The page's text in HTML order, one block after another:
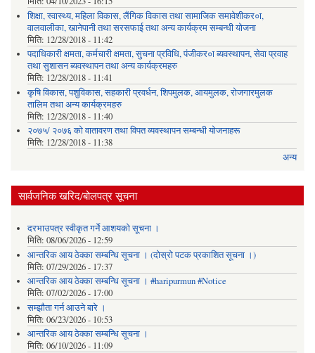
शिक्षा, स्वास्थ्य, महिला विकास, लैंगिक विकास तथा सामाजिक समावेशीकर०ा,
वालवालीका, खानेपानी तथा सरसफाई तथा अन्य कार्यक्रम सम्बन्धी योजना
मिति: 12/28/2018 - 11:42
पदाधिकारी क्षमता, कर्मचारी क्षमता, सुचना प्रविधि, पंजीकर०ा ब्यवस्थापन, सेवा प्रवाह
तथा सुशासन ब्यवस्थापन तथा अन्य कार्यक्रमहरु
मिति: 12/28/2018 - 11:41
कृषि विकास, पशुविकास, सहकारी प्रवर्धन, शिपमुलक, आयमुलक, रोजगारमुलक
तालिम तथा अन्य कार्यक्रमहरु
मिति: 12/28/2018 - 11:40
२०७५/ २०७६ को वातावरण तथा विपत व्यवस्थापन सम्बन्धी योजनाहरू
मिति: 12/28/2018 - 11:38
अन्य
सार्वजनिक खरिद/बोलपत्र सूचना
दरभाउपत्र स्वीकृत गर्ने आशयको सूचना ।
मिति: 08/06/2026 - 12:59
आन्तरिक आय ठेक्का सम्बन्धि सूचना । (दोस्रो पटक प्रकाशित सूचना ।)
मिति: 07/29/2026 - 17:37
आन्तरिक आय ठेक्का सम्बन्धि सूचना । #haripurmun #Notice
मिति: 07/02/2026 - 17:00
सम्झौता गर्न आउने बारे ।
मिति: 06/23/2026 - 10:53
आन्तरिक आय ठेक्का सम्बन्धि सूचना ।
मिति: 06/10/2026 - 11:09